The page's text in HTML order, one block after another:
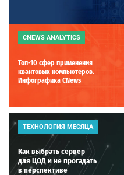
CNEWS ANALYTICS
Топ-10 сфер применения
квантовых компьютеров.
Инфографика CNews
ТЕХНОЛОГИЯ МЕСЯЦА
Как выбрать сервер
для ЦОД и не прогадать
в перспективе